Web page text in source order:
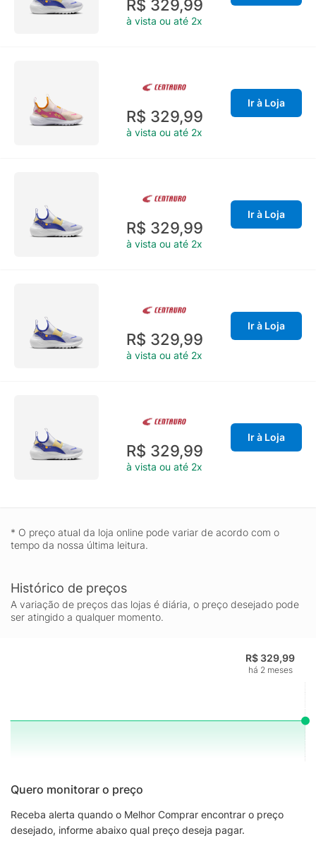
R$ 329,99
à vista ou até 2x
R$ 329,99
à vista ou até 2x
Ir à Loja
R$ 329,99
à vista ou até 2x
Ir à Loja
R$ 329,99
à vista ou até 2x
Ir à Loja
R$ 329,99
à vista ou até 2x
Ir à Loja
* O preço atual da loja online pode variar de acordo com o
tempo da nossa última leitura.
Histórico de preços
A variação de preços das lojas é diária, o preço desejado pode
ser atingido a qualquer momento.
R$ 329,99
há 2 meses
Quero monitorar o preço
Receba alerta quando o Melhor Comprar encontrar o preço
desejado, informe abaixo qual preço deseja pagar.